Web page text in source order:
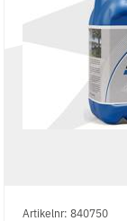
Artikelnr: 840750